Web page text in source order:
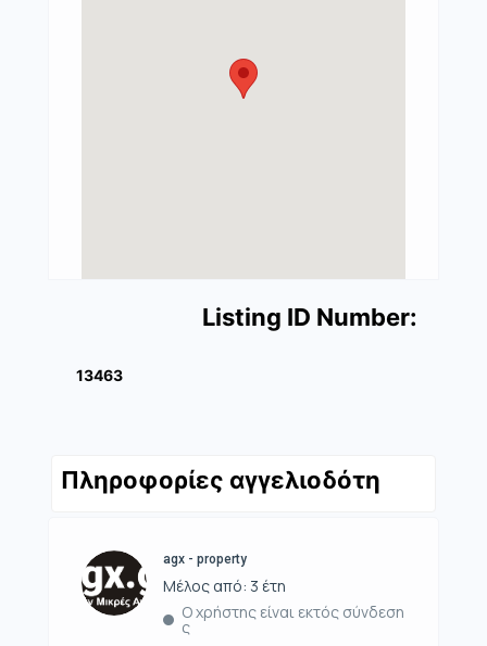
Listing ID Number:
13463
Πληροφορίες αγγελιοδότη
agx - property
Μέλος από: 3 έτη
Ο χρήστης είναι εκτός σύνδεση
ς